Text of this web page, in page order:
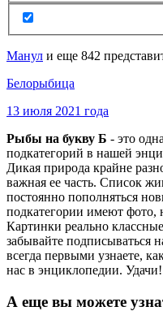
Манул и еще 842
Белорыбица
13 июля 2021 года
Рыбы на букву Б - это
подкатегорий в нашей
Дикая природа крайне
важная ее часть. Список
постоянно пополняться
подкатегории имеют фото,
Картинки реально
забывайте подписываться
всегда первыми узнаете,
нас в энциклопедии. Удачи!
А еще вы можете